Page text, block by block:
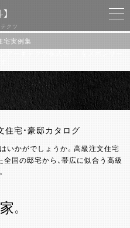
クツ
宅実例集
宅・豪邸カタログ
いかがでしょうか。高級注文住宅
国の邸宅から、帯広に似合う高級
家。